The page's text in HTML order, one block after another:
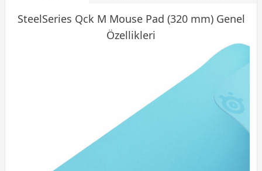
SteelSeries Qck M Mouse Pad (320 mm) Genel
Özellikleri